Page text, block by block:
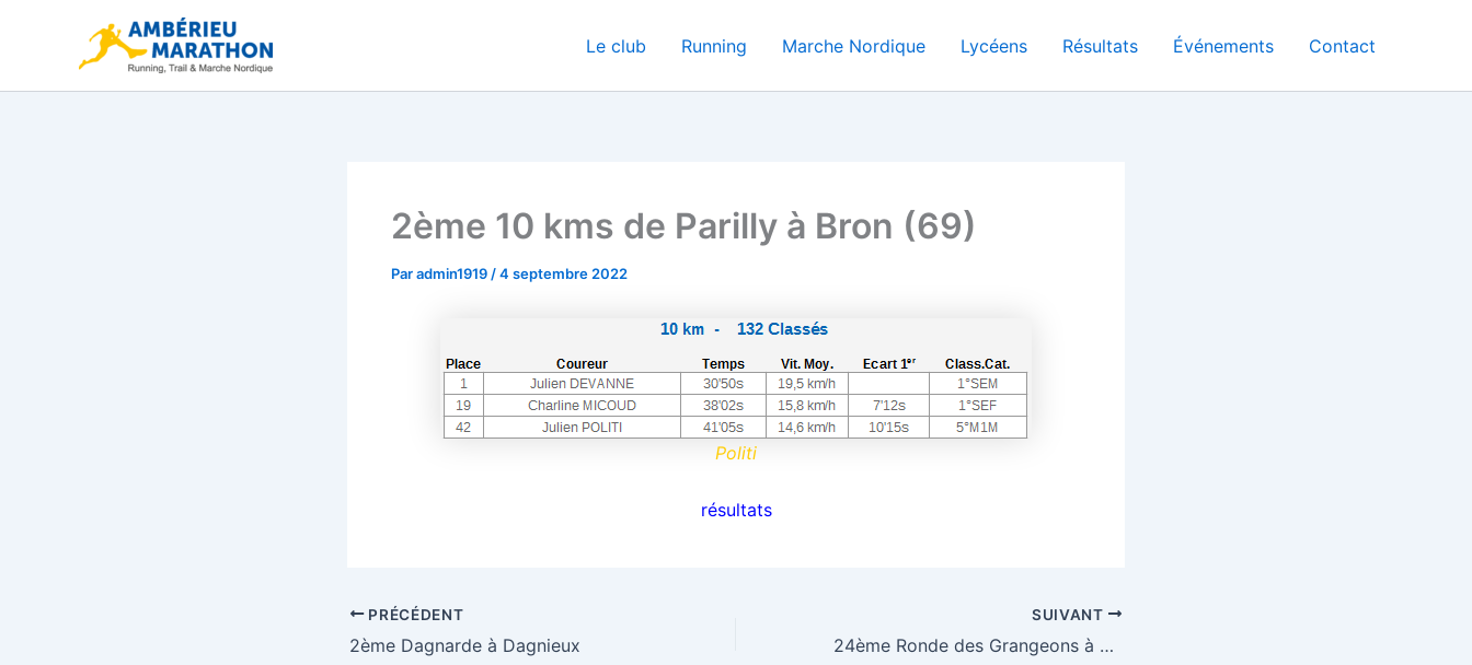
Le club Running Marche Nordique Lycéens Résultats Événements Contact
2ème 10 kms de Parilly à Bron (69)
Paradmin1919 /4 septembre 2022
Politi
résultats
PRÉCÉDENT
2ème Dagnarde à Dagnieux
SUIVANT
24ème Ronde des Grangeons à Ambérieu